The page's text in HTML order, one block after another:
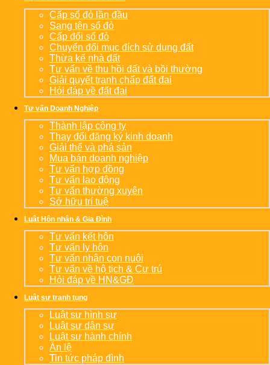
Cấp sổ đỏ lần đầu
Sang tên sổ đỏ
Cấp đổi sổ đỏ
Chuyển đổi mục đích sử dụng đất
Thừa kế nhà đất
Tư vấn về thu hồi đất và bồi thường
Giải quyết tranh chấp đất đai
Hỏi đáp về đất đai
Tư vấn Doanh Nghiệp
Thành lập công ty
Thay đổi đăng ký kinh doanh
Giải thể và phá sản
Mua bán doanh nghiệp
Tư vấn hợp đồng
Tư vấn lao động
Tư vấn thường xuyên
Sở hữu trí tuệ
Luật Hôn nhân & Gia Đình
Tư vấn kết hôn
Tư vấn ly hôn
Tư vấn nhận con nuôi
Tư vấn về hộ tịch & Cư trú
Hỏi đáp về HN&GĐ
Luật sư tranh tụng
Luật sư hình sự
Luật sư dân sự
Luật sư hành chính
Án lệ
Tin tức pháp đình